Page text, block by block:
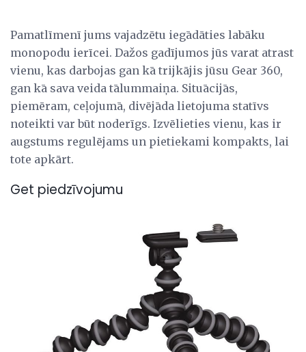
Pamatlīmenī jums vajadzētu iegādāties labāku
monopodu ierīcei. Dažos gadījumos jūs varat atrast
vienu, kas darbojas gan kā trijkājis jūsu Gear 360,
gan kā sava veida tālummaiņa. Situācijās,
piemēram, ceļojumā, divējāda lietojuma statīvs
noteikti var būt noderīgs. Izvēlieties vienu, kas ir
augstums regulējams un pietiekami kompakts, lai
tote apkārt.
Get piedzīvojumu